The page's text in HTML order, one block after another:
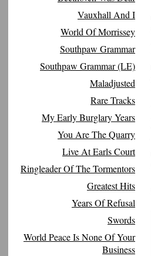
Vauxhall And I
World Of Morrissey
Southpaw Grammar
Southpaw Grammar (LE)
Maladjusted
Rare Tracks
My Early Burglary Years
You Are The Quarry
Live At Earls Court
Ringleader Of The Tormentors
Greatest Hits
Years Of Refusal
Swords
World Peace Is None Of Your
Business